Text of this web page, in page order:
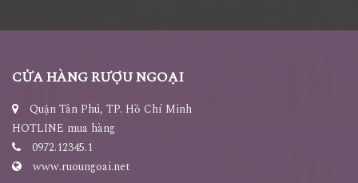
CỬA HÀNG RƯỢU NGOẠI
Quận Tân Phú, TP. Hồ Chí Minh
HOTLINE mua hàng
0972.12345.1
www.ruoungoai.net